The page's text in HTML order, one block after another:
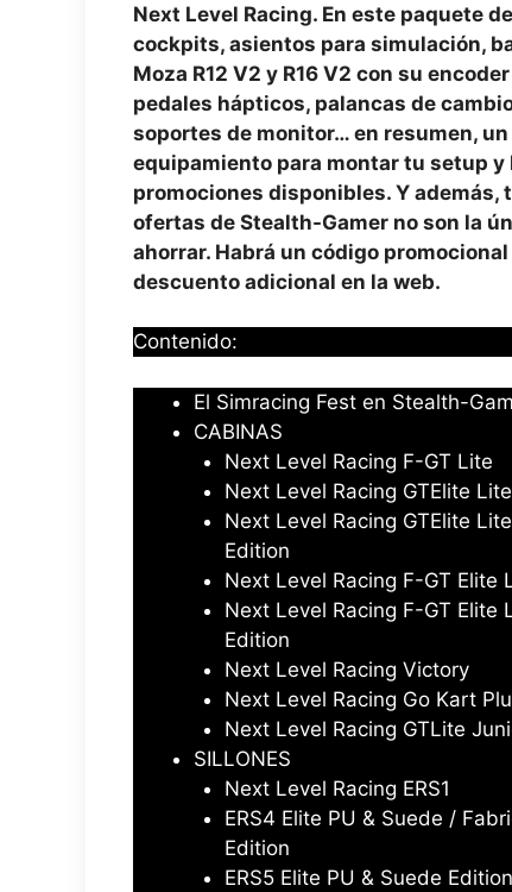
Next Level Racing. En este paquete
cockpits, asientos para simulación,
Moza R12 V2 y R16 V2 con su
pedales hápticos, palancas de
soportes de monitor… en resumen,
equipamiento para montar tu setup
promociones disponibles. Y además,
ofertas de Stealth-Gamer no son la
ahorrar. Habrá un código
descuento adicional en la web.
Contenido:
El Simracing Fest en Stealth-
CABINAS
Next Level Racing F-GT Lite
Next Level Racing GTElite
Next Level Racing GTElite
Edition
Next Level Racing F-GT Elite
Next Level Racing F-GT Elite
Edition
Next Level Racing Victory
Next Level Racing Go Kart
Next Level Racing GTLite
SILLONES
Next Level Racing ERS1
ERS4 Elite PU & Suede /
Edition
ERS5 Elite PU & Suede Edition